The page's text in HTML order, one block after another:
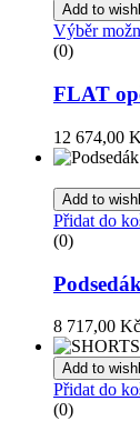
Add to
Výběr
(0)
FLAT
12 674,00
Add to
Přidat do
(0)
8 717,00 Kč
Add to
Přidat do
(0)